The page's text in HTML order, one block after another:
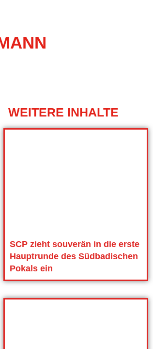
WEITERE INHALTE
SCP zieht souverän in die erste
Hauptrunde des Südbadischen
Pokals ein